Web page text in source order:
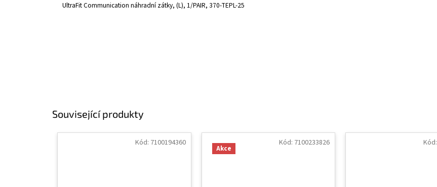
Související produkty
Kód: 7100194360
Akce
Kód: 7100233826 Kód:
UltraFit Communication náhradní zátky, (L), 1/PAIR, 370-TEPL-25